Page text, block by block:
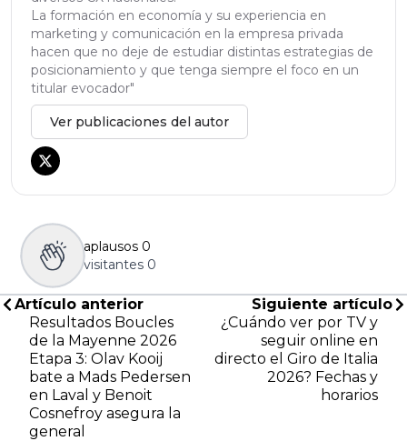
La formación en economía y su experiencia en
marketing y comunicación en la empresa privada
hacen que no deje de estudiar distintas estrategias de
posicionamiento y que tenga siempre el foco en un
titular evocador"
Ver publicaciones del autor
aplausos 0
visitantes 0
Artículo anterior
Resultados Boucles
de la Mayenne 2026
Etapa 3: Olav Kooij
bate a Mads Pedersen
en Laval y Benoit
Cosnefroy asegura la
general
Siguiente artículo
¿Cuándo ver por TV y
seguir online en
directo el Giro de Italia
2026? Fechas y
horarios